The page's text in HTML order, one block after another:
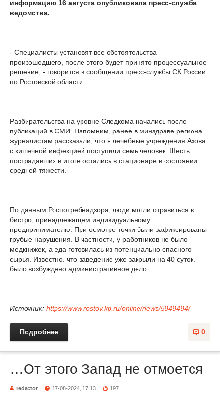
информацию 16 августа опубликовала пресс-служба
ведомства.
- Специалисты установят все обстоятельства
произошедшего, после этого будет принято процессуальное
решение, - говорится в сообщении пресс-службы СК России
по Ростовской области.
Разбирательства на уровне Следкома начались после
публикаций в СМИ. Напомним, ранее в минздраве региона
журналистам рассказали, что в лечебные учреждения Азова
с кишечной инфекцией поступили семь человек. Шесть
пострадавших в итоге остались в стационаре в состоянии
средней тяжести.
По данным Роспотребнадзора, люди могли отравиться в
бистро, принадлежащем индивидуальному
предпринимателю. При осмотре точки были зафиксированы
грубые нарушения. В частности, у работников не было
медкнижек, а еда готовилась из потенциально опасного
сырья. Известно, что заведение уже закрыли на 40 суток,
было возбуждено административное дело.
Источник: https://www.rostov.kp.ru/online/news/5949494/
0
Подробнее
…От этого Запад не отмоется
redactor 17-08-2024, 17:13 197